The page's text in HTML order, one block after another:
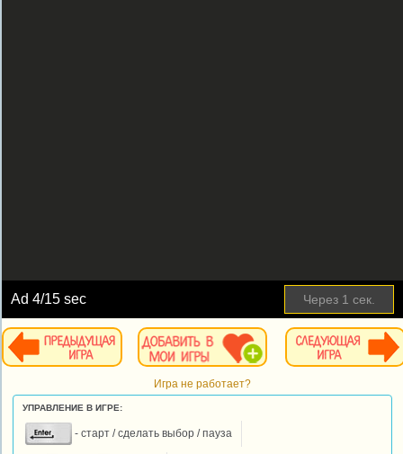
Ad4/15 sec Через 1 сек.
Игра не работает?
УПРАВЛЕНИЕ В ИГРЕ:
- старт / сделать выбор / пауза